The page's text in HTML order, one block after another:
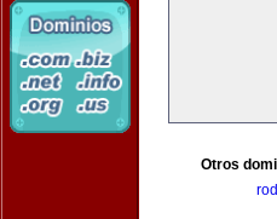
Otros